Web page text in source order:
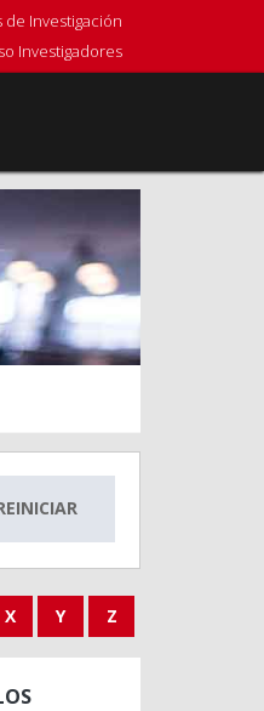
Investigación
Investigadores
X Y Z